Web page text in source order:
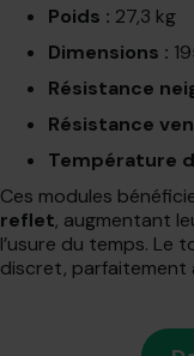
Poids : 27,3 kg
Dimensions :
Résistance
Résistance
Température
Ces modules
reflet, augmentant
l’usure du temps. Le
discret, parfaitement